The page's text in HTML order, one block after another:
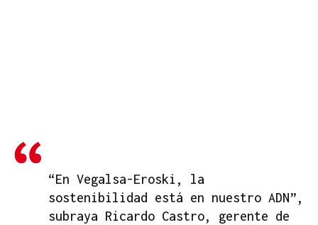
“En Vegalsa-Eroski, la
sostenibilidad está en nuestro ADN”,
subraya Ricardo Castro, gerente de